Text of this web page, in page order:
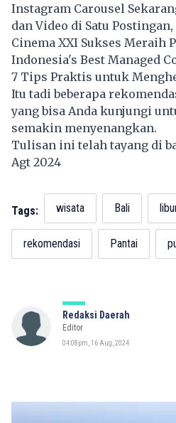
Instagram Carousel
dan Video di Satu Postingan,
Cinema XXI Sukses Meraih
Indonesia's Best Managed
7 Tips Praktis untuk
Itu tadi beberapa
yang bisa Anda kunjungi
semakin menyenangkan.
Tulisan ini telah tayang di
Agt 2024
Tags: wisata Bali
rekomendasi Pantai
Redaksi Daerah
Editor
04:08pm, 16 Aug, 2024